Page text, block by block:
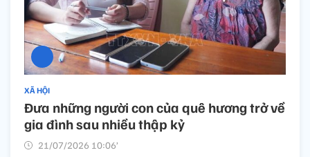
XÃ HỘI
Đưa những người con của quê hương trở về
gia đình sau nhiều thập kỷ
21/07/2026 10:06’